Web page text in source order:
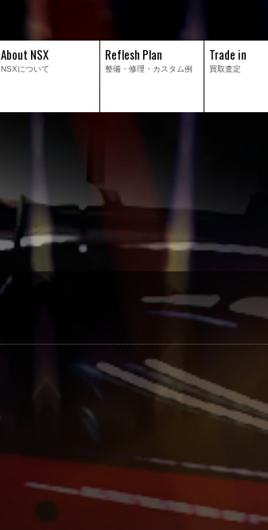
About NSX
NSXについて
Reflesh Plan
整備・修理・ カスタム例
Trade in
買取査定